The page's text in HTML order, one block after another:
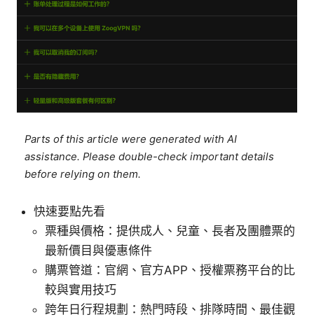
Parts of this article were generated with AI
assistance. Please double-check important details
before relying on them.
快速要點先看
票種與價格：提供成人、兒童、長者及團體票的
最新價目與優惠條件
購票管道：官網、官方APP、授權票務平台的比
較與實用技巧
跨年日行程規劃：熱門時段、排隊時間、最佳觀